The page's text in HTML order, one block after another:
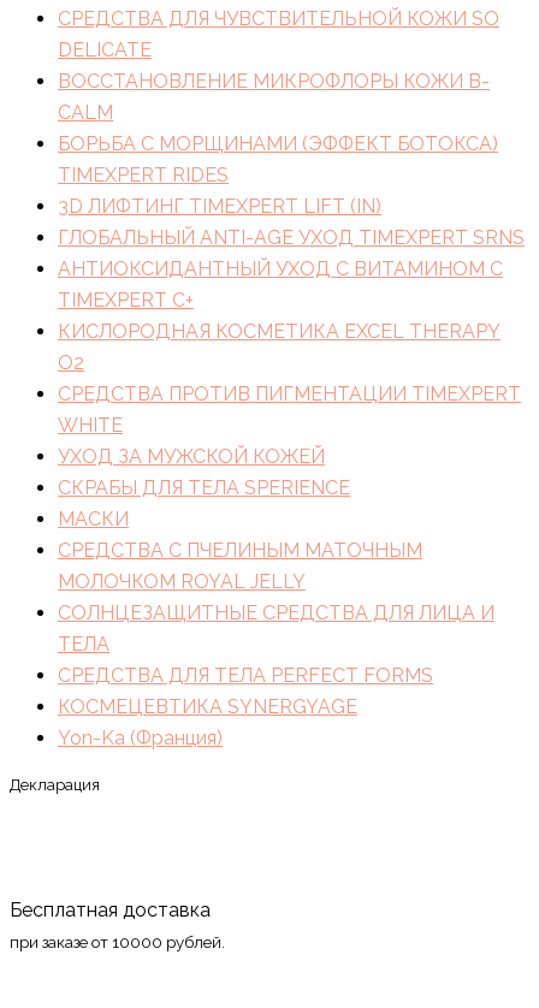
СРЕДСТВА ДЛЯ ЧУВСТВИТЕЛЬНОЙ КОЖИ SO
DELICATE
ВОССТАНОВЛЕНИЕ МИКРОФЛОРЫ КОЖИ B-
CALM
БОРЬБА С МОРЩИНАМИ (ЭФФЕКТ БОТОКСА)
TIMEXPERT RIDES
3D ЛИФТИНГ TIMEXPERT LIFT (IN)
ГЛОБАЛЬНЫЙ ANTI-AGE УХОД TIMEXPERT SRNS
АНТИОКСИДАНТНЫЙ УХОД С ВИТАМИНОМ C
TIMEXPERT C+
КИСЛОРОДНАЯ КОСМЕТИКА EXCEL THERAPY
O2
СРЕДСТВА ПРОТИВ ПИГМЕНТАЦИИ TIMEXPERT
WHITE
УХОД ЗА МУЖСКОЙ КОЖЕЙ
СКРАБЫ ДЛЯ ТЕЛА SPERIENCE
МАСКИ
СРЕДСТВА С ПЧЕЛИНЫМ МАТОЧНЫМ
МОЛОЧКОМ ROYAL JELLY
СОЛНЦЕЗАЩИТНЫЕ СРЕДСТВА ДЛЯ ЛИЦА И
ТЕЛА
СРЕДСТВА ДЛЯ ТЕЛА PERFECT FORMS
КОСМЕЦЕВТИКА SYNERGYAGE
Yon-Ka (Франция)
Декларация
Бесплатная доставка
при заказе от 10000 рублей.